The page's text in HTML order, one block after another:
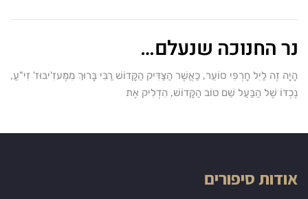
נר החנוכה שנעלם…
הָיָה זֶה לַיִל חָרְפִּי סוֹעֵר, כַּאֲשֶׁר הַצַּדִּיק הַקָּדוֹשׁ רַבִּי בָּרוּךְ מִמֶּעזִ'יבּוּז' זִי"עַ,
נֶכְדּוֹ שֶׁל הַבַּעַל שֵׁם טוֹב הַקָּדוֹשׁ, הִדְלִיק אֶת
אודות סיפורים